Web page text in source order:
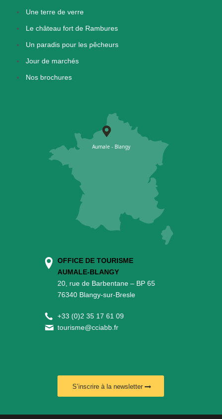
Une terre de verre
Le château fort de Rambures
Un paradis pour les pêcheurs
Jour de marchés
Nos brochures
OFFICE DE TOURISME
AUMALE-BLANGY
20, rue de Barbentane – BP 65
76340 Blangy-sur-Bresle
+33 (0)2 35 17 61 09
tourisme@cciabb.fr
S’inscrire à la newsletter